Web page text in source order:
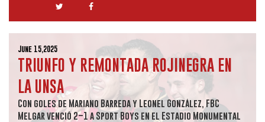
June 15,2025
TRIUNFO Y REMONTADA ROJINEGRA EN
LA UNSA
Con goles de Mariano Barreda y Leonel González, FBC
Melgar venció 2–1 a Sport Boys en el Estadio Monumental